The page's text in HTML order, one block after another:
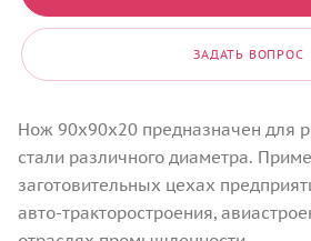
ЗАДАТЬ ВОПРОС
Нож 90х90х20 предназначен для
стали различного диаметра.
заготовительных цехах
авто-тракторостроения,